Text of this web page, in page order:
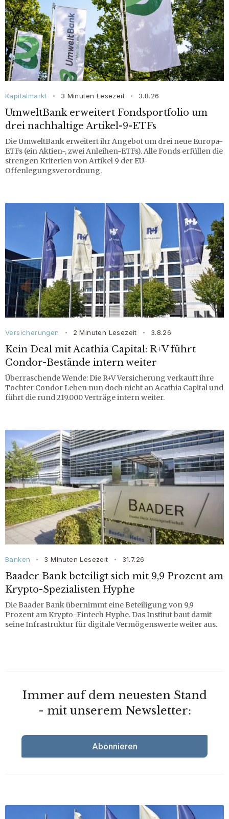
Kapitalmarkt • 3 Minuten Lesezeit • 3.8.26
UmweltBank erweitert Fondsportfolio um
drei nachhaltige Artikel-9-ETFs
Die UmweltBank erweitert ihr Angebot um drei neue Europa-
ETFs (ein Aktien-, zwei Anleihen-ETFs). Alle Fonds erfüllen die
strengen Kriterien von Artikel 9 der EU-
Offenlegungsverordnung.
Versicherungen • 2 Minuten Lesezeit • 3.8.26
Kein Deal mit Acathia Capital: R+V führt
Condor-Bestände intern weiter
Überraschende Wende: Die R+V Versicherung verkauft ihre
Tochter Condor Leben nun doch nicht an Acathia Capital und
führt die rund 219.000 Verträge intern weiter.
Banken • 3 Minuten Lesezeit • 31.7.26
Baader Bank beteiligt sich mit 9,9 Prozent am
Krypto-Spezialisten Hyphe
Die Baader Bank übernimmt eine Beteiligung von 9,9
Prozent am Krypto-Fintech Hyphe. Das Institut baut damit
seine Infrastruktur für digitale Vermögenswerte weiter aus.
Immer auf dem neuesten Stand
- mit unserem Newsletter:
Abonnieren